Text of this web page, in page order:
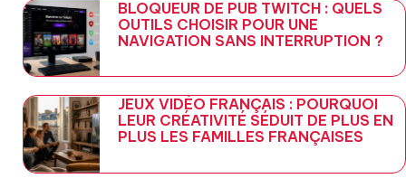
BLOQUEUR DE PUB TWITCH : QUELS
OUTILS CHOISIR POUR UNE
NAVIGATION SANS INTERRUPTION ?
JEUX VIDÉO FRANÇAIS : POURQUOI
LEUR CRÉATIVITÉ SÉDUIT DE PLUS EN
PLUS LES FAMILLES FRANÇAISES